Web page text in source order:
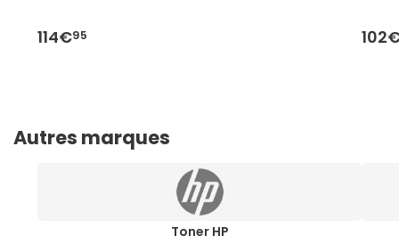
114€95
Autres marques
Toner HP